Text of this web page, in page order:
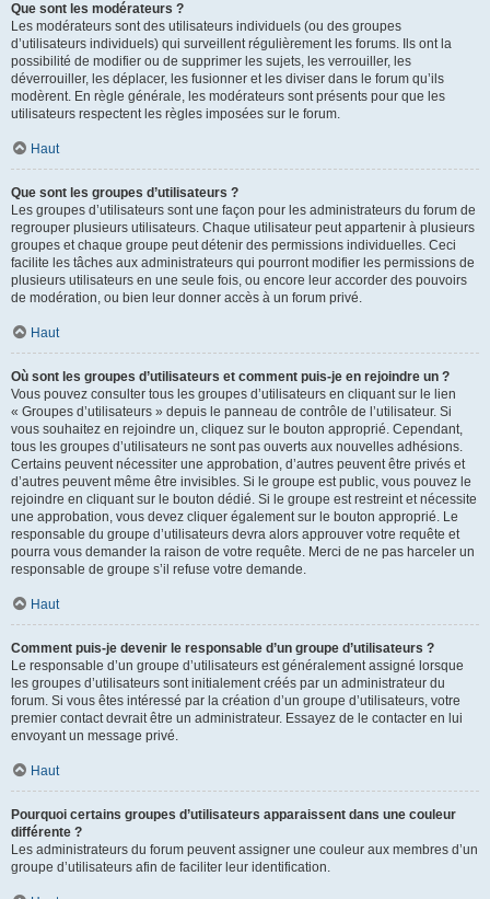
Que sont les modérateurs ?
Les modérateurs sont des utilisateurs individuels (ou des groupes
d’utilisateurs individuels) qui surveillent régulièrement les forums. Ils ont la
possibilité de modifier ou de supprimer les sujets, les verrouiller, les
déverrouiller, les déplacer, les fusionner et les diviser dans le forum qu’ils
modèrent. En règle générale, les modérateurs sont présents pour que les
utilisateurs respectent les règles imposées sur le forum.
Haut
Que sont les groupes d’utilisateurs ?
Les groupes d’utilisateurs sont une façon pour les administrateurs du forum de
regrouper plusieurs utilisateurs. Chaque utilisateur peut appartenir à plusieurs
groupes et chaque groupe peut détenir des permissions individuelles. Ceci
facilite les tâches aux administrateurs qui pourront modifier les permissions de
plusieurs utilisateurs en une seule fois, ou encore leur accorder des pouvoirs
de modération, ou bien leur donner accès à un forum privé.
Haut
Où sont les groupes d’utilisateurs et comment puis-je en rejoindre un ?
Vous pouvez consulter tous les groupes d’utilisateurs en cliquant sur le lien
« Groupes d’utilisateurs » depuis le panneau de contrôle de l’utilisateur. Si
vous souhaitez en rejoindre un, cliquez sur le bouton approprié. Cependant,
tous les groupes d’utilisateurs ne sont pas ouverts aux nouvelles adhésions.
Certains peuvent nécessiter une approbation, d’autres peuvent être privés et
d’autres peuvent même être invisibles. Si le groupe est public, vous pouvez le
rejoindre en cliquant sur le bouton dédié. Si le groupe est restreint et nécessite
une approbation, vous devez cliquer également sur le bouton approprié. Le
responsable du groupe d’utilisateurs devra alors approuver votre requête et
pourra vous demander la raison de votre requête. Merci de ne pas harceler un
responsable de groupe s’il refuse votre demande.
Haut
Comment puis-je devenir le responsable d’un groupe d’utilisateurs ?
Le responsable d’un groupe d’utilisateurs est généralement assigné lorsque
les groupes d’utilisateurs sont initialement créés par un administrateur du
forum. Si vous êtes intéressé par la création d’un groupe d’utilisateurs, votre
premier contact devrait être un administrateur. Essayez de le contacter en lui
envoyant un message privé.
Haut
Pourquoi certains groupes d’utilisateurs apparaissent dans une couleur
différente ?
Les administrateurs du forum peuvent assigner une couleur aux membres d’un
groupe d’utilisateurs afin de faciliter leur identification.